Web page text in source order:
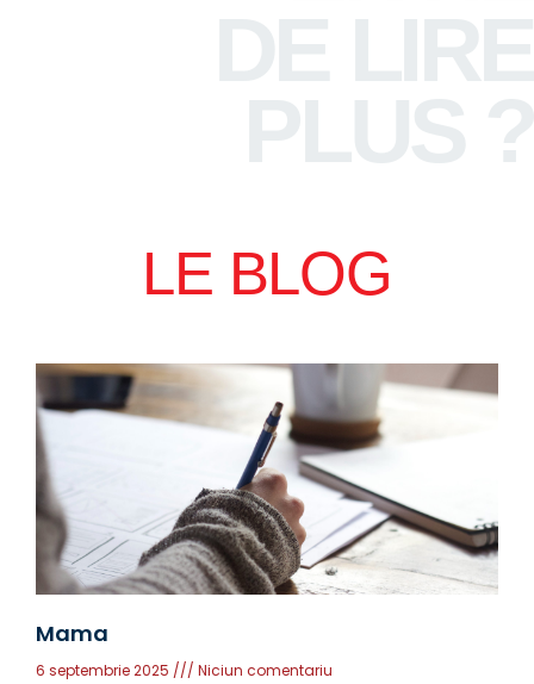
LE BLOG
Mama
6 septembrie 2025 Niciun comentariu